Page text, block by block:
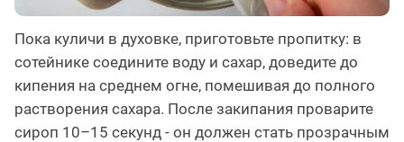
Пока куличи в духовке, приготовьте пропитку: в
сотейнике соедините воду и сахар, доведите до
кипения на среднем огне, помешивая до полного
растворения сахара. После закипания проварите
сироп 10–15 секунд - он должен стать прозрачным